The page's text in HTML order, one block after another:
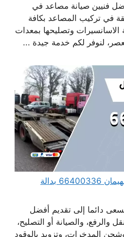
فنيين صيانة مصاعد في
في تركيب المصاعد بكافة
الاسانسيرات وتصليحها بمعدات
لنوفر لكم خدمة جيدة ...
ونش كرين سطحة ام الهيمان 66400336 بدالة
دائما إلى تقديم أفضل
والرفع، والصيانة أو التصليح،
المدخرات، وتزويد بالوقود